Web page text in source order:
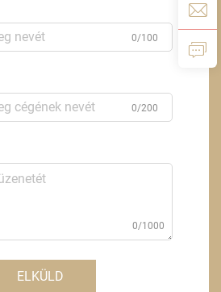
0/100
0/200
0/1000
ELKÜLD